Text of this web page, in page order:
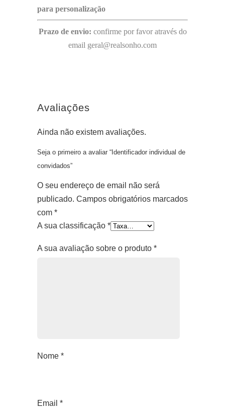
para personalização
Prazo de envio: confirme por favor através do
email geral@realsonho.com
Avaliações
Ainda não existem avaliações.
Seja o primeiro a avaliar “Identificador individual de
convidados”
O seu endereço de email não será
publicado. Campos obrigatórios marcados
com *
A sua classificação *
A sua avaliação sobre o produto *
Nome *
Email *